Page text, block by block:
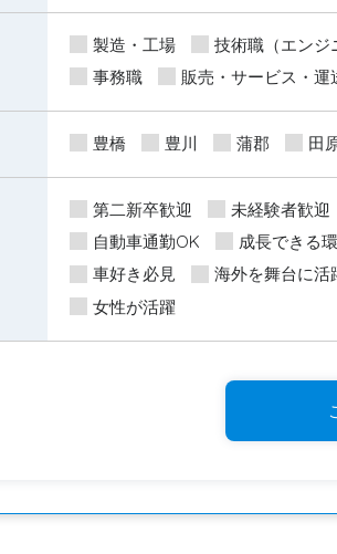
製造・工場 技術職（エンジ
事務職
販売・サービス・運
豊橋 豊川 蒲郡 田
第二新卒歓迎 未経験者歓迎
自動車通勤OK
成長できる
車好き必見
海外を舞台に活
女性が活躍